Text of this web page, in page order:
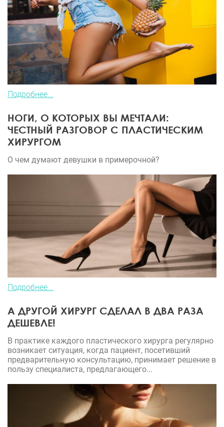
Подробнее...
НОГИ, О КОТОРЫХ ВЫ МЕЧТАЛИ:
ЧЕСТНЫЙ РАЗГОВОР С ПЛАСТИЧЕСКИМ
ХИРУРГОМ
О чем думают девушки в примерочной?
Подробнее...
А ДРУГОЙ ХИРУРГ СДЕЛАЛ В ДВА РАЗА
ДЕШЕВЛЕ!
В практике каждого пластического хирурга регулярно
возникает ситуация, когда пациент, посетивший
предварительную консультацию, принимает решение в
пользу специалиста, предлагающего...